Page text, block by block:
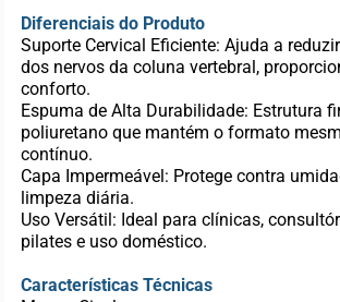
Diferenciais do Produto
Suporte Cervical Eficiente: Ajuda a
dos nervos da coluna vertebral,
conforto.
Espuma de Alta Durabilidade: Estrutura
poliuretano que mantém o formato
contínuo.
Capa Impermeável: Protege contra
limpeza diária.
Uso Versátil: Ideal para clínicas,
pilates e uso doméstico.
Características Técnicas